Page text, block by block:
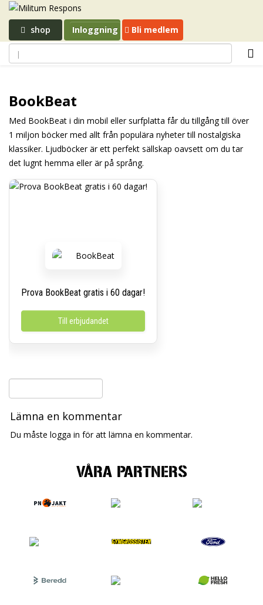
shop Inloggning Bli medlem
BookBeat
Med BookBeat i din mobil eller surfplatta får du tillgång till över
1 miljon böcker med allt från populära nyheter till nostalgiska
klassiker. Ljudböcker är ett perfekt sällskap oavsett om du tar
det lugnt hemma eller är på språng.
Prova BookBeat gratis i 60 dagar!
Till erbjudandet
Lämna en kommentar
Du måste logga in för att lämna en kommentar.
VÅRA PARTNERS